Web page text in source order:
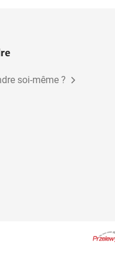
soi-même ?